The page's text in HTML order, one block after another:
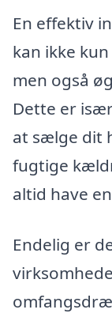
En effektiv
kan ikke
men også
Dette er
at sælge dit
fugtige
altid have
Endelig er